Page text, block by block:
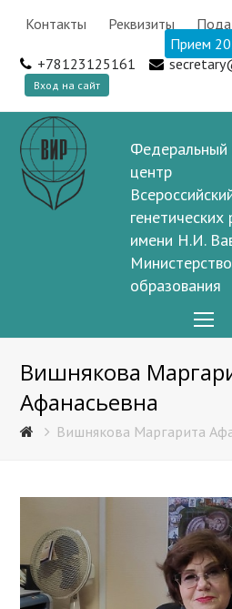
Контакты Реквизиты
Прием
+78123125161
Вход на сайт
Федеральный
центр
генетических
имени Н.И.
образования
Вишнякова
Афанасьевна
Вишнякова Маргарита